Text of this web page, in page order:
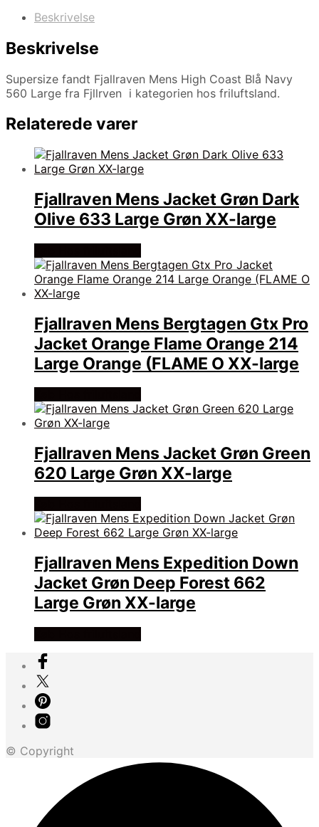
Beskrivelse
Beskrivelse
Supersize fandt Fjallraven Mens High Coast Blå Navy
560 Large fra Fjllrven i kategorien hos friluftsland.
Relaterede varer
Fjallraven Mens Jacket Grøn Dark
Olive 633 Large Grøn XX-large
Fjallraven Mens Bergtagen Gtx Pro
Jacket Orange Flame Orange 214
Large Orange (FLAME O XX-large
Fjallraven Mens Jacket Grøn Green
620 Large Grøn XX-large
Fjallraven Mens Expedition Down
Jacket Grøn Deep Forest 662
Large Grøn XX-large
© Copyright